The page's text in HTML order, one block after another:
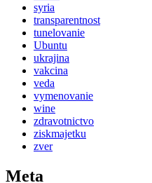
syria
transparentnost
tunelovanie
Ubuntu
ukrajina
vakcina
veda
vymenovanie
wine
zdravotnictvo
ziskmajetku
zver
Meta